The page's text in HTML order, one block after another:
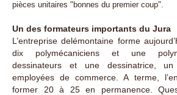
pièces unitaires "bonnes du premier coup".
Un des formateurs importants du Jura
L’entreprise delémontaine forme
dix polymécaniciens et une
dessinateurs et une dessinatrice,
employées de commerce. A terme,
former 20 à 25 en permanence.